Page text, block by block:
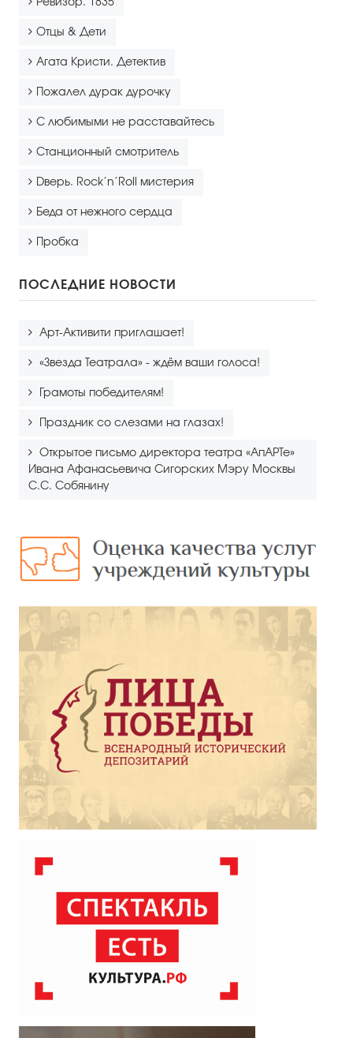
Отцы & Дети
Агата Кристи. Детектив
Пожалел дурак дурочку
С любимыми не расставайтесь
Станционный смотритель
Dверь. Rock’n’Roll мистерия
Беда от нежного сердца
Пробка
ПОСЛЕДНИЕ НОВОСТИ
Арт-Активити приглашает!
«Звезда Театрала» - ждём ваши голоса!
Грамоты победителям!
Праздник со слезами на глазах!
Открытое письмо директора театра «АпАРТе»
Ивана Афанасьевича Сигорских Мэру Москвы
С.С. Собянину